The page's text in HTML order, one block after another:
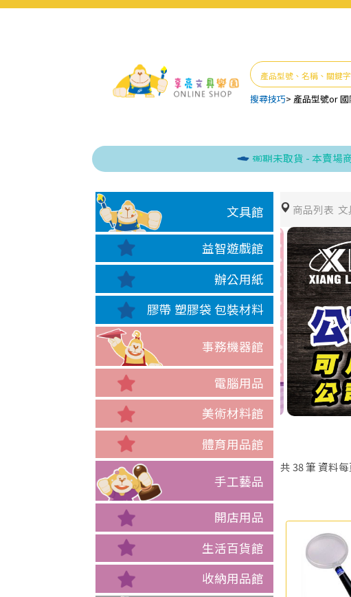
搜尋技巧> 產品型號or
逾期未取貨 - 本賣場商品出
文具館
益智遊戲館
辦公用紙
膠帶 塑膠袋 包裝材料
事務機器館
電腦用品
美術材料館
體育用品館
手工藝品
開店用品
生活百貨館
收納用品館
商品列表 文
共 38筆 資料